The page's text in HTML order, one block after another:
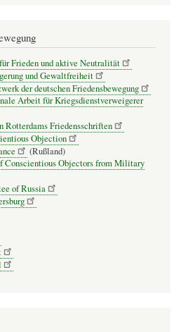
Frieden und aktive Neutralität
und Gewaltfreiheit
der deutschen Friedensbewegung
Arbeit für Kriegs­dienst­ver­wei­gerer
Rotterdams Friedensschriften
Objection
(Rußland)
Conscientious Objectors from Military
of Russia